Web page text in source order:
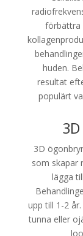
förbättra
huden.
resultat
populärt
3D
som skapar
lägga
upp till 1-2
tunna eller